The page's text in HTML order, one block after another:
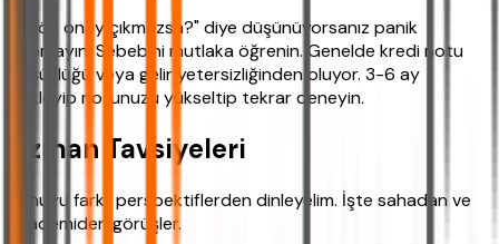
"Ya ön onay çıkmazsa?" diye düşünüyorsanız panik
yapmayın. Sebebini mutlaka öğrenin. Genelde kredi notu
düşüklüğü veya gelir yetersizliğinden oluyor. 3-6 ay
bekleyip notunuzu yükseltip tekrar deneyin.
Uzman Tavsiyeleri
Konuyu farklı perspektiflerden dinleyelim. İşte sahadan ve
akademiden görüşler.